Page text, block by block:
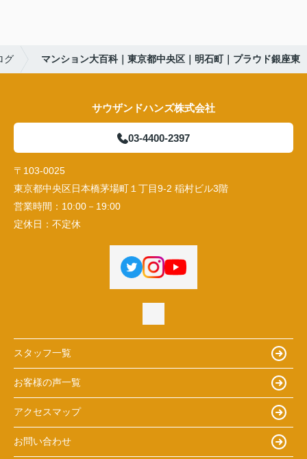
グ マンション大百科｜東京都中央区｜明石町｜プラウド銀座東
サウザンドハンズ株式会社
03-4400-2397
〒103-0025
東京都中央区日本橋茅場町１丁目9-2 稲村ビル3階
営業時間： 10:00－19:00
定休日： 不定休
スタッフ一覧
お客様の声一覧
アクセスマップ
お問い合わせ